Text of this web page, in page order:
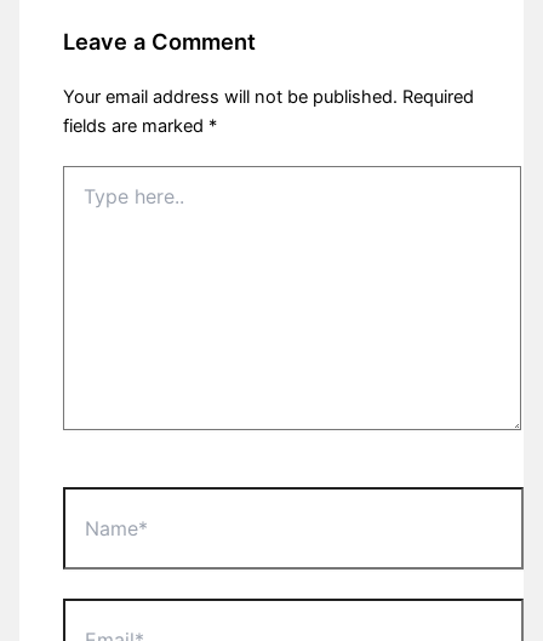
Leave a Comment
Your email address will not be published. Required
fields are marked *
here..